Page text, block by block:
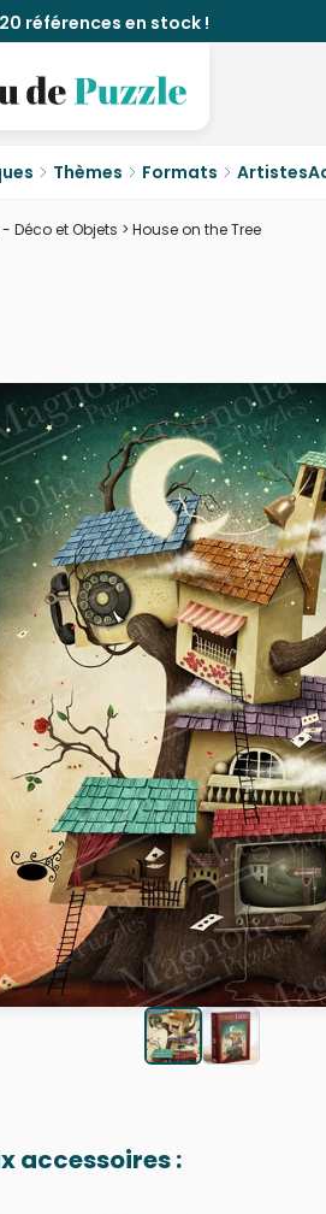
références en stock !
Thèmes Formats Artistes
- Déco et Objets > House on the Tree
accessoires :